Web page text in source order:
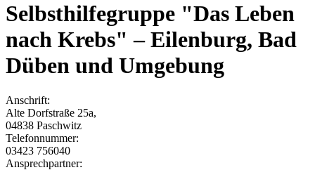
Selbsthilfegruppe "Das Leben
nach Krebs" – Eilenburg, Bad
Düben und Umgebung
Anschrift:
Alte Dorfstraße 25a,
04838 Paschwitz
Telefonnummer:
03423 756040
Ansprechpartner: